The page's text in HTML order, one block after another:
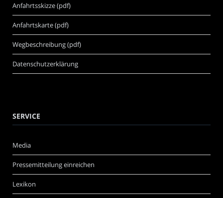
Anfahrtsskizze (pdf)
Anfahrtskarte (pdf)
Wegbeschreibung (pdf)
Datenschutzerklärung
SERVICE
Media
Pressemitteilung einreichen
Lexikon